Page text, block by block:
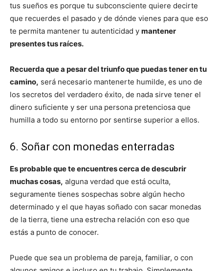
tus sueños es porque tu subconsciente quiere decirte
que recuerdes el pasado y de dónde vienes para que eso
te permita mantener tu autenticidad y mantener
presentes tus raíces.
Recuerda que a pesar del triunfo que puedas tener en tu
camino, será necesario mantenerte humilde, es uno de
los secretos del verdadero éxito, de nada sirve tener el
dinero suficiente y ser una persona pretenciosa que
humilla a todo su entorno por sentirse superior a ellos.
6. Soñar con monedas enterradas
Es probable que te encuentres cerca de descubrir
muchas cosas, alguna verdad que está oculta,
seguramente tienes sospechas sobre algún hecho
determinado y el que hayas soñado con sacar monedas
de la tierra, tiene una estrecha relación con eso que
estás a punto de conocer.
Puede que sea un problema de pareja, familiar, o con